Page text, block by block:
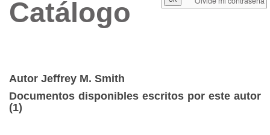
Catálogo
Autor Jeffrey M. Smith
Documentos disponibles escritos por este autor
(1)